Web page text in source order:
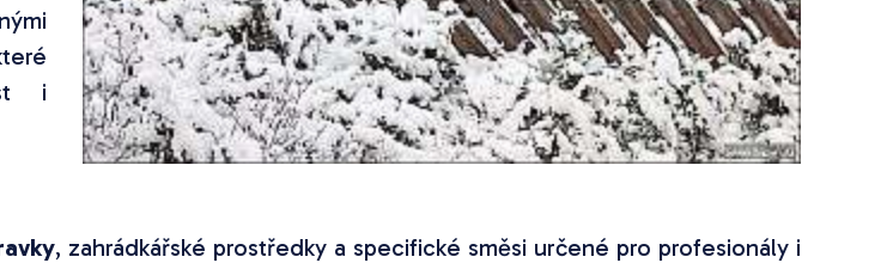
i
, zahrádkářské prostředky a specifické směsi určené pro profesionály i